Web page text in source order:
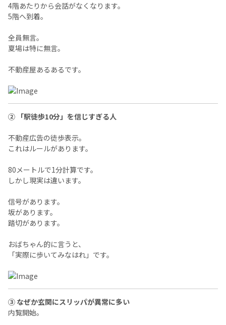
4階あたりから会話がなくなります。
5階へ到着。
全員無言。
夏場は特に無言。
不動産屋あるあるです。
② 「駅徒歩10分」を信じすぎる人
不動産広告の徒歩表示。
これはルールがあります。
80メートルで1分計算です。
しかし現実は違います。
信号があります。
坂があります。
踏切があります。
おばちゃん的に言うと、
「実際に歩いてみなはれ」です。
③ なぜか玄関にスリッパが異常に多い
内覧開始。